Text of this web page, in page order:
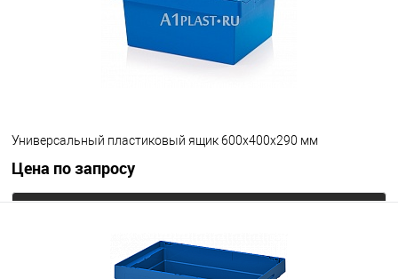
Универсальный пластиковый ящик 600х400х290 мм
Цена по запросу
Под заказ